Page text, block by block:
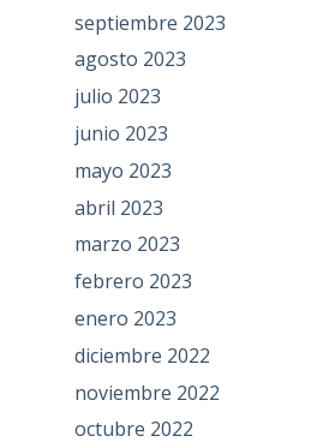
septiembre 2023
agosto 2023
julio 2023
junio 2023
mayo 2023
abril 2023
marzo 2023
febrero 2023
enero 2023
diciembre 2022
noviembre 2022
octubre 2022